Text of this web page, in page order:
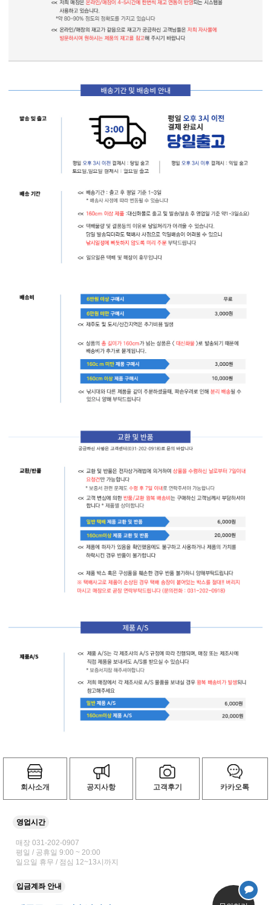
회사소개 공지사항 고객후기 카카오톡
영업시간
매장 031-202-0907
평일 / 공휴일 9:00 ~ 20:00
일요일 휴무 / 점심 12~13시까지
입금계좌 안내